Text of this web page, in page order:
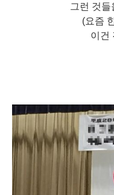
그런 것
(요즘
이건